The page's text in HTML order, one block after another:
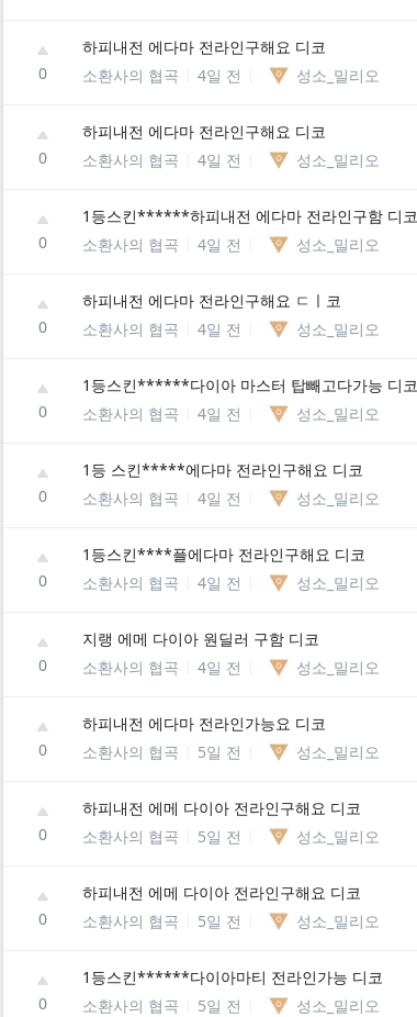
0
하피내전 에다마 전라인구해요 디코
소환사의 협곡
4일 전 성소_밀리오
0
하피내전 에다마 전라인구해요 디코
소환사의 협곡
4일 전 성소_밀리오
0
1등스킨******하피내전 에다마 전라인구함 디코
소환사의 협곡
4일 전 성소_밀리오
0
하피내전 에다마 전라인구해요 ㄷㅣ코
소환사의 협곡
4일 전 성소_밀리오
0
1등스킨******다이아 마스터 탑빼고다가능 디코
소환사의 협곡
4일 전 성소_밀리오
0
1등 스킨*****에다마 전라인구해요 디코
소환사의 협곡
4일 전 성소_밀리오
0
1등스킨****플에다마 전라인구해요 디코
소환사의 협곡
4일 전 성소_밀리오
0
지랭 에메 다이아 원딜러 구함 디코
소환사의 협곡
4일 전 성소_밀리오
0
하피내전 에다마 전라인가능요 디코
소환사의 협곡
5일 전 성소_밀리오
0
하피내전 에메 다이아 전라인구해요 디코
소환사의 협곡
5일 전 성소_밀리오
0
하피내전 에메 다이아 전라인구해요 디코
소환사의 협곡
5일 전 성소_밀리오
0
1등스킨******다이아마티 전라인가능 디코
소환사의 협곡
5일 전 성소_밀리오